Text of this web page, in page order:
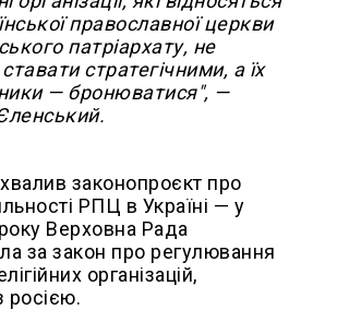
православної церкви
патріархату, не
стратегічними, а їх
— бронюватися", —
законопроєкт про
РПЦ в Україні — у
Верховна Рада
за закон про регулювання
організацій,
росією.